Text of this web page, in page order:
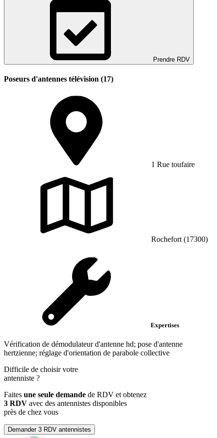
Prendre RDV
Poseurs d'antennes télévision (17)
1 Rue toufaire
Rochefort (17300)
Expertises
Vérification de démodulateur d'antenne hd; pose d'antenne
hertzienne; réglage d'orientation de parabole collective
Difficile de choisir votre
antenniste ?
Faites une seule demande de RDV et obtenez
3 RDV avec des antennistes disponibles
près de chez vous
Demander 3 RDV antennistes